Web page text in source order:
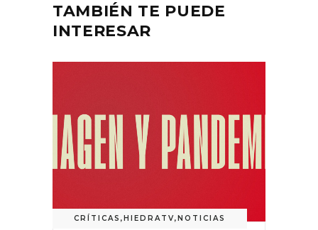
TAMBIÉN TE PUEDE
INTERESAR
CRÍTICAS ,HIEDRATV,NOTICIAS